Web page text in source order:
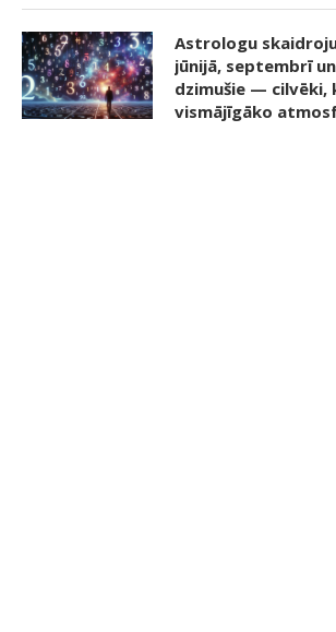
Astrologu
jūnijā, septembrī
dzimušie — cilvēki,
vismājīgāko